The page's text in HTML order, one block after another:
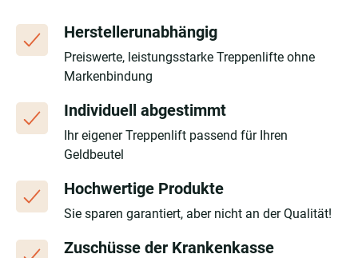
Herstellerunabhängig
Preiswerte, leistungsstarke Treppenlifte ohne
Markenbindung
Individuell abgestimmt
Ihr eigener Treppenlift passend für Ihren
Geldbeutel
Hochwertige Produkte
Sie sparen garantiert, aber nicht an der Qualität!
Zuschüsse der Krankenkasse